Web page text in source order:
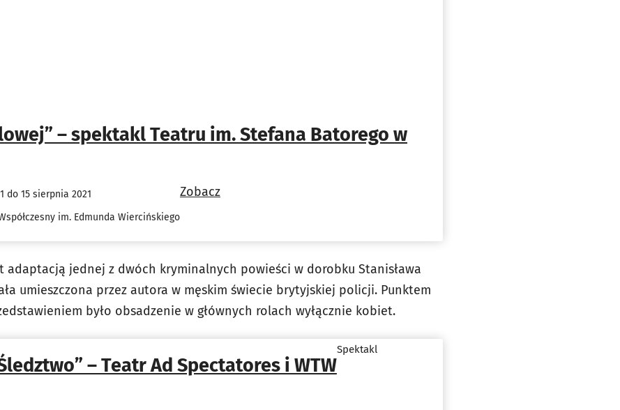
– spektakl Teatru im. Stefana Batorego w
do 15 sierpnia 2021
im. Edmunda Wiercińskiego
Zobacz
adaptacją jednej z dwóch kryminalnych powieści w dorobku Stanisława
umieszczona przez autora w męskim świecie brytyjskiej policji. Punktem
było obsadzenie w głównych rolach wyłącznie kobiet.
– Teatr Ad Spectatores i WTW
Spektakl